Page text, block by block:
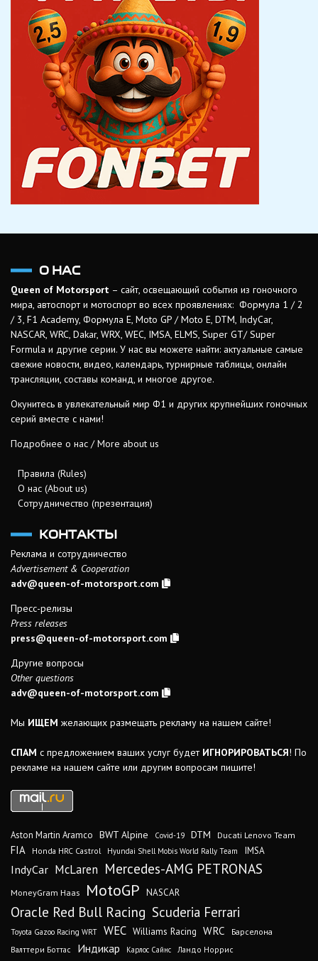
О НАС
Queen of Motorsport – сайт, освещающий события из гоночного
мира, автоспорт и мотоспорт во всех проявлениях: Формула 1 / 2
/ 3, F1 Academy, Формула Е, Moto GP / Moto E, DTM, IndyCar,
NASCAR, WRC, Dakar, WRX, WEC, IMSA, ELMS, Super GT/ Super
Formula и другие серии. У нас вы можете найти: актуальные самые
свежие новости, видео, календарь, турнирные таблицы, онлайн
трансляции, составы команд, и многое другое.
Окунитесь в увлекательный мир Ф1 и других крупнейших гоночных
серий вместе с нами!
Подробнее о нас / More about us
Правила (Rules)
О нас (About us)
Сотрудничество (презентация)
КОНТАКТЫ
Реклама и сотрудничество
Advertisement & Cooperation
adv@queen-of-motorsport.com
Пресс-релизы
Press releases
press@queen-of-motorsport.com
Другие вопросы
Other questions
adv@queen-of-motorsport.com
Мы ИЩЕМ желающих размещать рекламу на нашем сайте!
СПАМ с предложением ваших услуг будет ИГНОРИРОВАТЬСЯ! По
рекламе на нашем сайте или другим вопросам пишите!
Aston Martin Aramco BWT Alpine Covid-19 DTM Ducati Lenovo Team
FIA Honda HRC Castrol Hyundai Shell Mobis World Rally Team IMSA
IndyCar McLaren Mercedes-AMG PETRONAS
MoneyGram Haas MotoGP NASCAR
Oracle Red Bull Racing Scuderia Ferrari
Toyota Gazoo Racing WRT WEC Williams Racing WRC
Барселона
Валттери Боттас
Индикар Карлос Сайнс Ландо Норрис